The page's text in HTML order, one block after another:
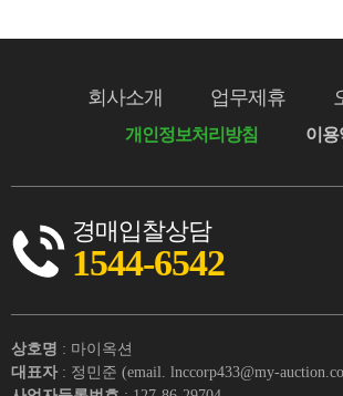
회사소개 업무제휴
개인정보처리방침 이용
경매입찰상담
1544-6542
상호명 : 마이옥션
대표자 : 정민준 (email. lnccorp433@my-